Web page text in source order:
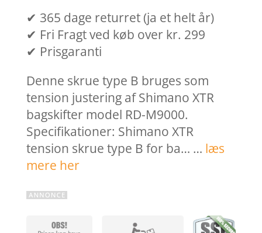
✔ 365 dage returret (ja et helt år)
✔ Fri Fragt ved køb over kr. 299
✔ Prisgaranti
Denne skrue type B bruges som
tension justering af Shimano XTR
bagskifter model RD-M9000.
Specifikationer: Shimano XTR
tension skrue type B for ba… … læs
mere her